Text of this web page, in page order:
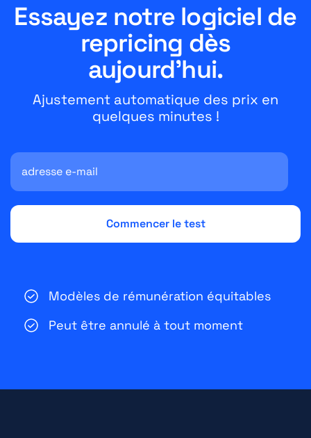
Essayez notre logiciel de
repricing dès
aujourd'hui.
Ajustement automatique des prix en
quelques minutes !
Modèles de rémunération équitables
Peut être annulé à tout moment